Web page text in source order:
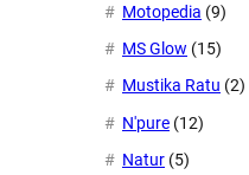
Motopedia (9)
MS Glow (15)
Mustika Ratu (2)
N'pure (12)
Natur (5)